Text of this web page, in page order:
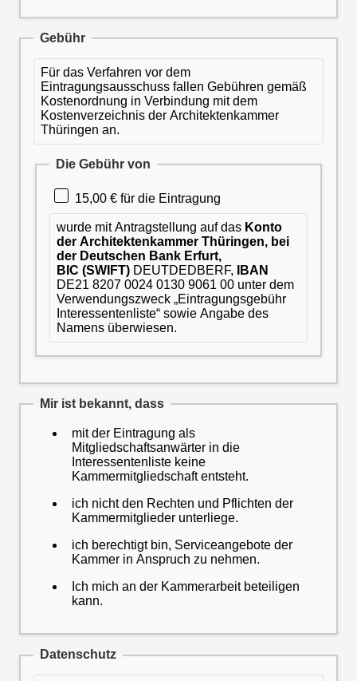
Gebühr
Für das Verfahren vor dem
Eintragungsausschuss fallen Gebühren gemäß
Kostenordnung in Verbindung mit dem
Kostenverzeichnis der Architektenkammer
Thüringen an.
Die Gebühr von
15,00 € für die Eintragung
wurde mit Antragstellung auf das Konto
der Architektenkammer Thüringen, bei
der Deutschen Bank Erfurt,
BIC (SWIFT)DEUTDEDBERF,
IBAN
DE21 8207 0024 0130 9061 00 unter dem
Verwendungszweck „Eintragungsgebühr
Interessentenliste“ sowie Angabe des
Namens überwiesen.
Mir ist bekannt, dass
mit der Eintragung als
Mitgliedschaftsanwärter in die
Interessentenliste keine
Kammermitgliedschaft entsteht.
ich nicht den Rechten und Pflichten der
Kammermitglieder unterliege.
ich berechtigt bin, Serviceangebote der
Kammer in Anspruch zu nehmen.
Ich mich an der Kammerarbeit beteiligen
kann.
Datenschutz